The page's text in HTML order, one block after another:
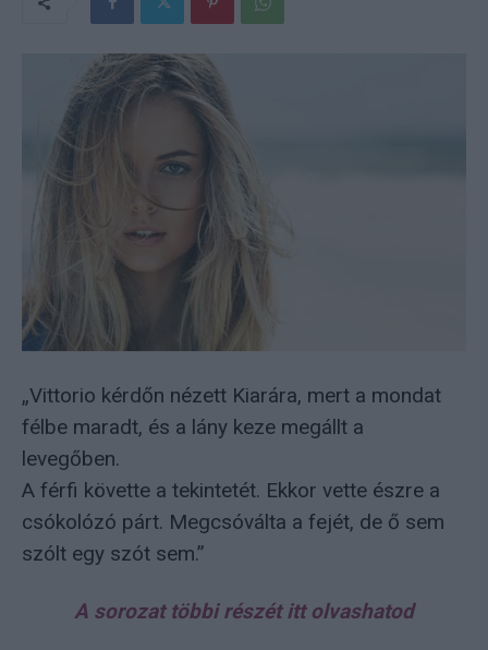
„Vittorio kérdőn nézett Kiarára, mert a mondat
félbe maradt, és a lány keze megállt a
levegőben.
A férfi követte a tekintetét. Ekkor vette észre a
csókolózó párt. Megcsóválta a fejét, de ő sem
szólt egy szót sem.”
A sorozat többi részét itt olvashatod